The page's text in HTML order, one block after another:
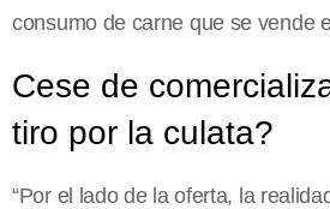
consumo de carne que se vende
Cese de
tiro por la culata?
“Por el lado de la oferta, la